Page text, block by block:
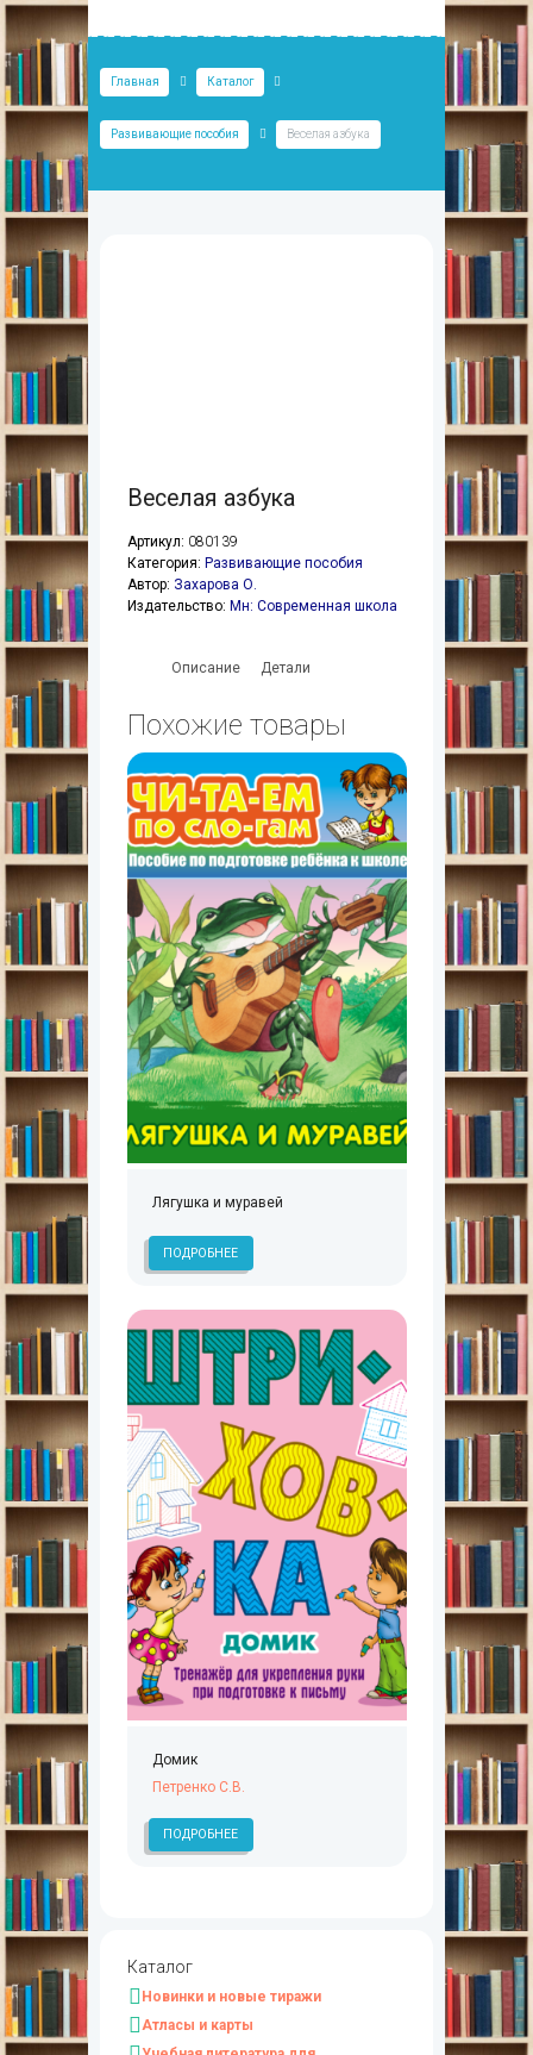
Главная Каталог
Развивающие пособия Веселая азбука
Веселая азбука
Артикул: 080139
Категория: Развивающие пособия
Автор: Захарова О.
Издательство: Мн: Современная школа
Описание Детали
Похожие товары
Лягушка и муравей
ПОДРОБНЕЕ
Домик
Петренко С.В.
ПОДРОБНЕЕ
Каталог
Новинки и новые тиражи
Атласы и карты